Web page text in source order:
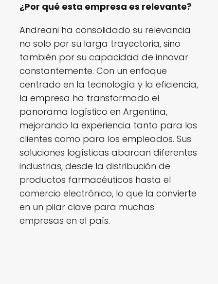
¿Por qué esta empresa es relevante?
Andreani ha consolidado su relevancia
no solo por su larga trayectoria, sino
también por su capacidad de innovar
constantemente. Con un enfoque
centrado en la tecnología y la eficiencia,
la empresa ha transformado el
panorama logístico en Argentina,
mejorando la experiencia tanto para los
clientes como para los empleados. Sus
soluciones logísticas abarcan diferentes
industrias, desde la distribución de
productos farmacéuticos hasta el
comercio electrónico, lo que la convierte
en un pilar clave para muchas
empresas en el país.